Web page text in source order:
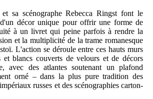
sa scénographe Rebecca Ringst font le
décor unique pour offrir une forme de
à un livret qui peine parfois à rendre la
et la multiplicité de la trame romanesque
L'action se déroule entre ces hauts murs
et blancs couverts de velours et de décors
avec des atlantes soutenant un plafond
orné – dans la plus pure tradition des
russes et des scénographies carton-